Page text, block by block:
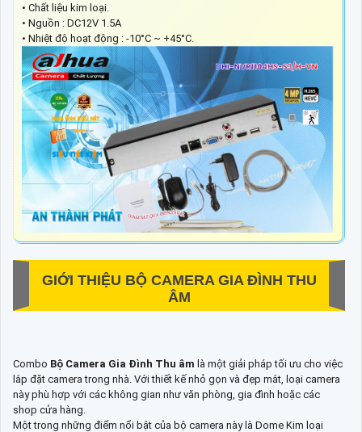
• Chất liệu kim loại.
• Nguồn : DC12V 1.5A
• Nhiệt độ hoạt động : -10°C ~ +45°C.
GIỚI THIỆU BỘ CAMERA GIA ĐÌNH THU
ÂM
Combo Bộ Camera Gia Đình Thu âm là một giải pháp tối ưu cho việc
lắp đặt camera trong nhà. Với thiết kế nhỏ gọn và đẹp mắt, loại camera
này phù hợp với các không gian như văn phòng, gia đình hoặc các
shop cửa hàng.
Một trong những điểm nổi bật của bộ camera này là Dome Kim loại